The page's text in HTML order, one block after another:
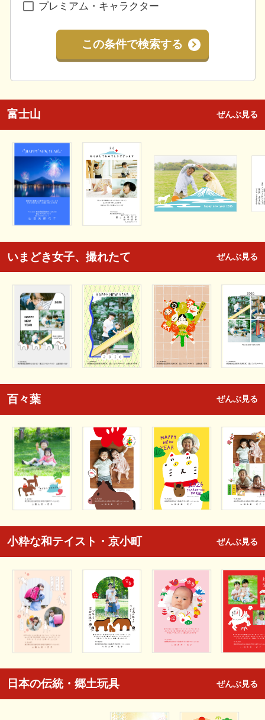
プレミアム・キャラクター
この条件で検索する
富士山 ぜんぶ見る
いまどき女子、撮れたて ぜんぶ見る
百々葉 ぜんぶ見る
小粋な和テイスト・京小町 ぜんぶ見る
日本の伝統・郷土玩具 ぜんぶ見る